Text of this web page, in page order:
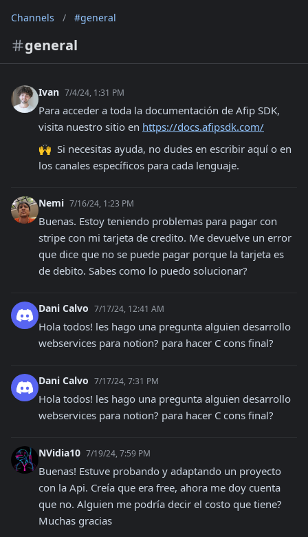
Channels / #general
general
Ivan 7/4/24, 1:31 PM
Para acceder a toda la documentación de Afip SDK,
visita nuestro sitio en https://docs.afipsdk.com/
🙌  Si necesitas ayuda, no dudes en escribir aquí o en
los canales específicos para cada lenguaje.
Nemi 7/16/24, 1:23 PM
Buenas. Estoy teniendo problemas para pagar con
stripe con mi tarjeta de credito. Me devuelve un error
que dice que no se puede pagar porque la tarjeta es
de debito. Sabes como lo puedo solucionar?
Dani Calvo 7/17/24, 12:41 AM
Hola todos! les hago una pregunta alguien desarrollo
webservices para notion? para hacer C cons final?
Dani Calvo 7/17/24, 7:31 PM
Hola todos! les hago una pregunta alguien desarrollo
webservices para notion? para hacer C cons final?
NVidia10 7/19/24, 7:59 PM
Buenas! Estuve probando y adaptando un proyecto
con la Api. Creía que era free, ahora me doy cuenta
que no. Alguien me podría decir el costo que tiene?
Muchas gracias